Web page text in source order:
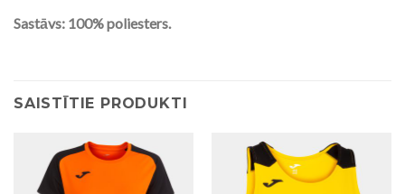
Sastāvs: 100% poliesters.
SAISTĪTIE PRODUKTI